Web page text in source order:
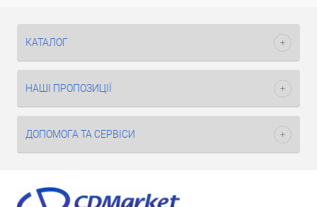
КАТАЛОГ
НАШІ ПРОПОЗИЦІЇ
ДОПОМОГА ТА СЕРВІСИ